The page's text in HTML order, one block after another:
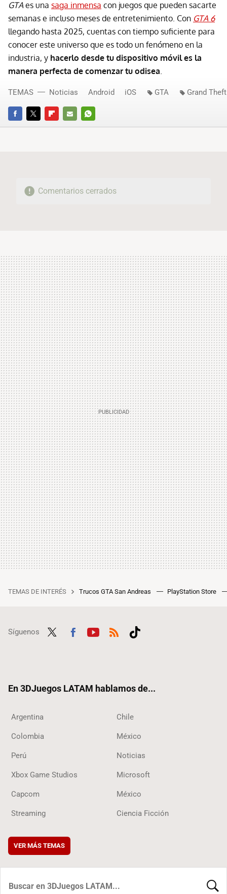
GTA es una saga inmensa con juegos que pueden sacarte
semanas e incluso meses de entretenimiento. Con GTA 6
llegando hasta 2025, cuentas con tiempo suficiente para
conocer este universo que es todo un fenómeno en la
industria, y hacerlo desde tu dispositivo móvil es la
manera perfecta de comenzar tu odisea.
FACEBOOKTWITTERFLIPBOARD
E-
WHATSAPP
TEMAS Noticias Android iOS GTA Grand
Comentarios cerrados
TEMAS DE INTERÉS Trucos GTA San Andreas PlayStation Store
Síguenos
En 3DJuegos LATAM hablamos de...
Argentina Chile
Colombia México
Perú Noticias
Xbox Game Studios Microsoft
Capcom México
Streaming Ciencia Ficción
VER MÁS TEMAS